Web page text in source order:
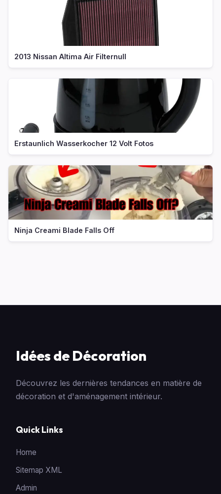
2013 Nissan Altima Air Filternull
Erstaunlich Wasserkocher 12 Volt Fotos
Ninja Creami Blade Falls Off
Idées de Décoration
Découvrez les dernières tendances en matière de
décoration et d'aménagement intérieur.
Quick Links
Home
Sitemap XML
Admin